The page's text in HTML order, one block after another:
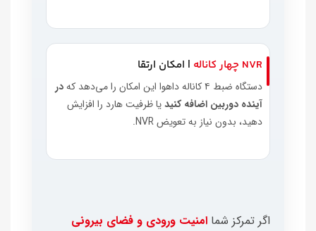
NVR چهار کاناله | امکان ارتقا
دستگاه ضبط ۴ کاناله داهوا این امکان را می‌دهد که
در
آینده دوربین اضافه کنیدیا ظرفیت هارد را افزایش
دهید، بدون نیاز به تعویض NVR.
اگر تمرکز شما امنیت ورودی و فضای بیرونی